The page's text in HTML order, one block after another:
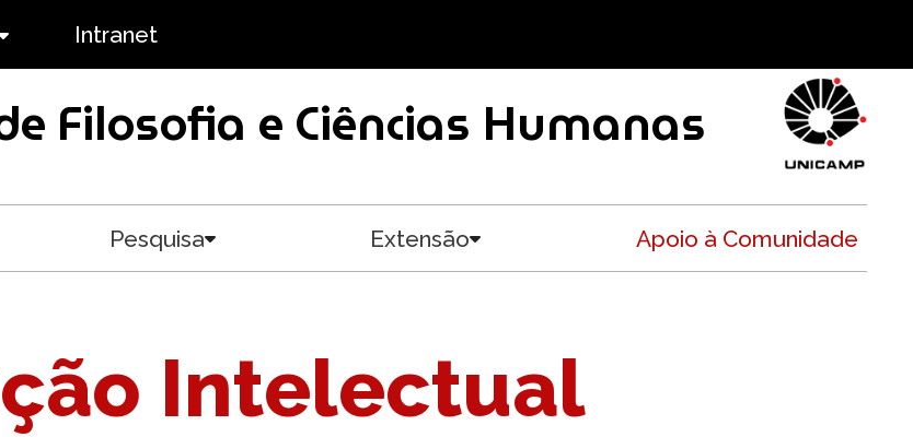
Intranet
Filosofia e Ciências Humanas
Pesquisa Extensão Apoio à Comunidade
Intelectual